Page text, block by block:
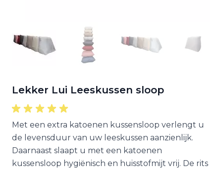
Lekker Lui Leeskussen sloop
Met een extra katoenen kussensloop verlengt u
de levensduur van uw leeskussen aanzienlijk.
Daarnaast slaapt u met een katoenen
kussensloop hygiënisch en huisstofmijt vrij. De rits